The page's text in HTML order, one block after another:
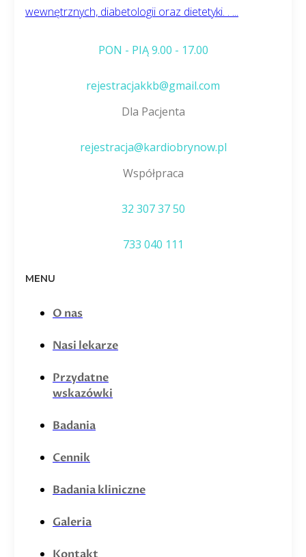
wewnętrznych, diabetologii oraz dietetyki. . ...
PON - PIĄ 9.00 - 17.00
rejestracjakkb@gmail.com
Dla Pacjenta
rejestracja@kardiobrynow.pl
Współpraca
32 307 37 50
733 040 111
MENU
O nas
Nasi lekarze
Przydatne
wskazówki
Badania
Cennik
Badania kliniczne
Galeria